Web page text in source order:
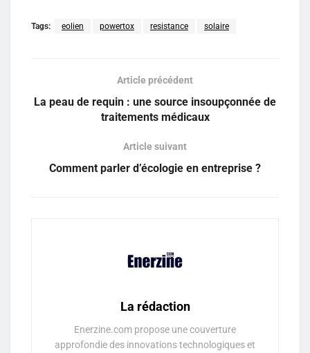
Tags: eolien powertox resistance solaire
Article précédent
La peau de requin : une source insoupçonnée de
traitements médicaux
Article suivant
Comment parler d’écologie en entreprise ?
La rédaction
Enerzine.com propose une couverture
approfondie des innovations technologiques et